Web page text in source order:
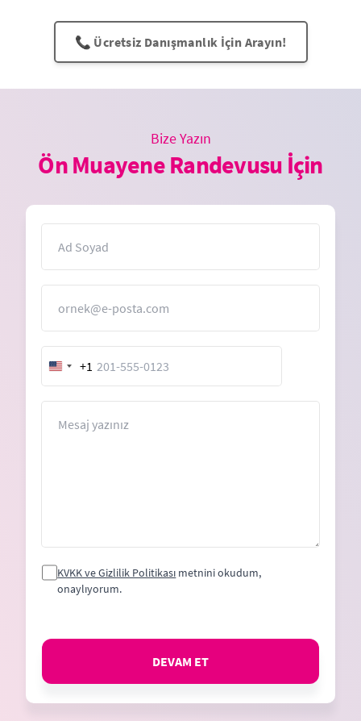
📞 Ücretsiz Danışmanlık İçin Arayın!
Bize Yazın
Ön Muayene Randevusu İçin
United
States
+1
KVKK ve Gizlilik Politikası metnini okudum,
onaylıyorum.
DEVAM ET